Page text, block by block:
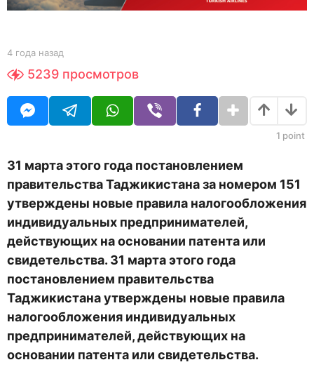
b
Y
4 года назад
о
а
н
д
5239 просмотров
1 point
31 марта этого года постановлением
правительства Таджикистана за номером 151
утверждены новые правила налогообложения
индивидуальных предпринимателей,
действующих на основании патента или
свидетельства. 31 марта этого года
постановлением правительства
Таджикистана утверждены новые правила
налогообложения индивидуальных
предпринимателей, действующих на
основании патента или свидетельства.